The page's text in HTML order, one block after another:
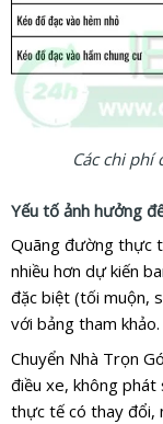
Các chi phí
Yếu tố ảnh hưởng
Quãng đường thực
nhiều hơn dự kiến
đặc biệt (tối muộn,
với bảng tham khảo.
Chuyển Nhà Trọn
điều xe, không phát
thực tế có thay đổi,